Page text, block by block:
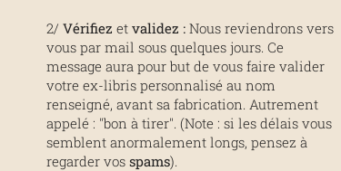
2/ Vérifiez etvalidez :Nous reviendrons vers
vous par mail sous quelques jours. Ce
message aura pour but de vous faire valider
votre ex-libris personnalisé au nom
renseigné, avant sa fabrication. Autrement
appelé : "bon à tirer". (Note : si les délais vous
semblent anormalement longs, pensez à
regarder vos spams).